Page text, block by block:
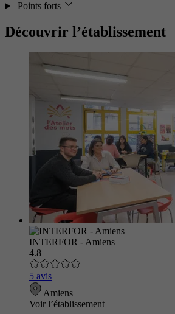
Points forts
Découvrir l’établissement
INTERFOR - Amiens
4.8
5 avis
Amiens
Voir l’établissement